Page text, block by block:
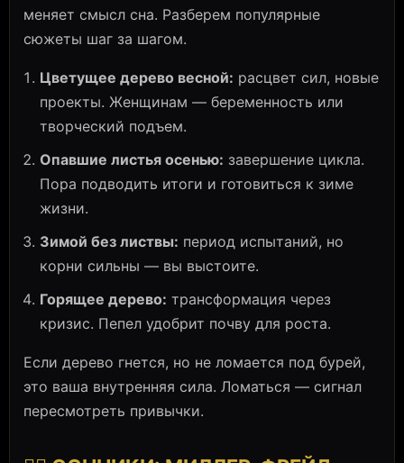
меняет смысл сна. Разберем популярные
сюжеты шаг за шагом.
Цветущее дерево весной: расцвет сил, новые
проекты. Женщинам — беременность или
творческий подъем.
Опавшие листья осенью: завершение цикла.
Пора подводить итоги и готовиться к зиме
жизни.
Зимой без листвы: период испытаний, но
корни сильны — вы выстоите.
Горящее дерево: трансформация через
кризис. Пепел удобрит почву для роста.
Если дерево гнется, но не ломается под бурей,
это ваша внутренняя сила. Ломаться — сигнал
пересмотреть привычки.